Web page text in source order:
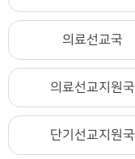
의료선교국
의료선교지원국
단기선교지원국